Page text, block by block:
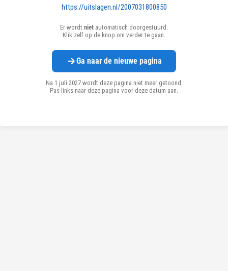
https://uitslagen.nl/2007031800850
Er wordt niet automatisch doorgestuurd.
Klik zelf op de knop om verder te gaan.
Ga naar de nieuwe pagina
Na 1 juli 2027 wordt deze pagina niet meer getoond.
Pas links naar deze pagina voor deze datum aan.